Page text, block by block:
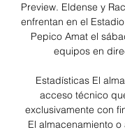
Preview. Eldense y
enfrentan en el
Pepico Amat el
equipos en
Estadísticas El
acceso técnico
exclusivamente con
El almacenamiento